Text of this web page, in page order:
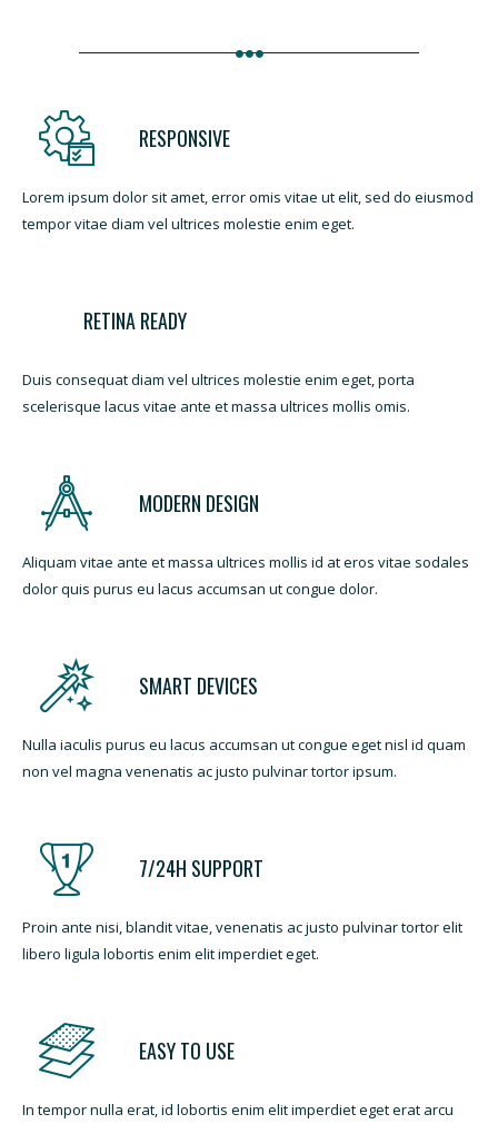
RESPONSIVE
Lorem ipsum dolor sit amet, error omis vitae ut elit, sed do eiusmod
tempor vitae diam vel ultrices molestie enim eget.
RETINA READY
Duis consequat diam vel ultrices molestie enim eget, porta
scelerisque lacus vitae ante et massa ultrices mollis omis.
MODERN DESIGN
Aliquam vitae ante et massa ultrices mollis id at eros vitae sodales
dolor quis purus eu lacus accumsan ut congue dolor.
SMART DEVICES
Nulla iaculis purus eu lacus accumsan ut congue eget nisl id quam
non vel magna venenatis ac justo pulvinar tortor ipsum.
7/24H SUPPORT
Proin ante nisi, blandit vitae, venenatis ac justo pulvinar tortor elit
libero ligula lobortis enim elit imperdiet eget.
EASY TO USE
In tempor nulla erat, id lobortis enim elit imperdiet eget erat arcu